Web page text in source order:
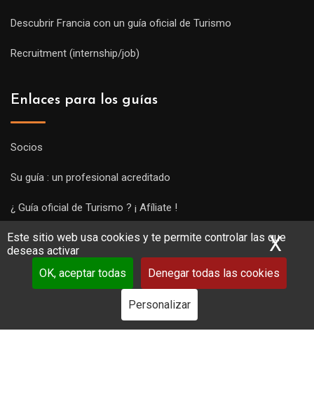
Este sitio web usa cookies y te permite controlar las que
deseas activar
OK, aceptar todas
Denegar todas las cookies
Personalizar
X
Descubrir Francia con un guía oficial de Turismo
Recruitment (internship/job)
Enlaces para los guías
Socios
Su guía : un profesional acreditado
¿ Guía oficial de Turismo ? ¡ Afíliate !
Subir una visita y empezar a trabajar !